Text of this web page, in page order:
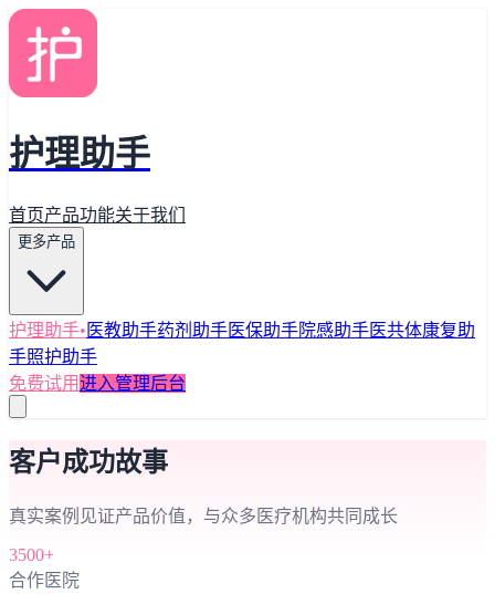
护理助手
首页产品功能关于我们
更多产品
护理助手• 医教助手药剂助手医保助手院感助手医共体康复助
手照护助手
免费试用进入管理后台
客户成功故事
真实案例见证产品价值，与众多医疗机构共同成长
3500+
合作医院